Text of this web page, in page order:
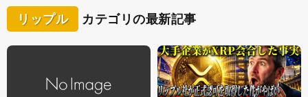
リップル カテゴリの最新記事